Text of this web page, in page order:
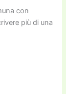
con
più di una